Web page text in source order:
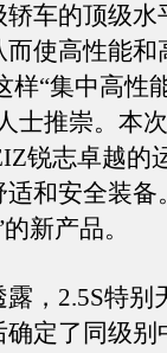
车的顶级水
使高性能和
样“集中高性
士推崇。本
锐志卓越的
和安全装备
新产品。
，2.5S特别
定了同级别